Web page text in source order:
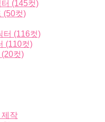
(145컷)
(50컷)
터 (116컷)
(110컷)
컷)
제작